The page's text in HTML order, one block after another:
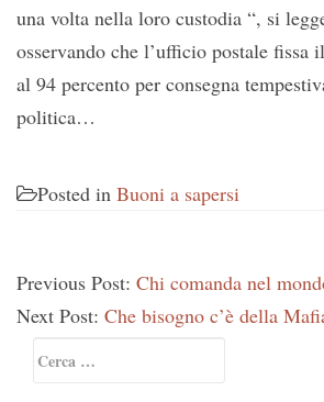
una volta nella loro custodia “, si
osservando che l’ufficio postale fissa
al 94 percento per consegna
politica…
Posted in Buoni a sapersi
Previous Post: Chi comanda nel
Next Post: Che bisogno c’è della
Sidebar
per: